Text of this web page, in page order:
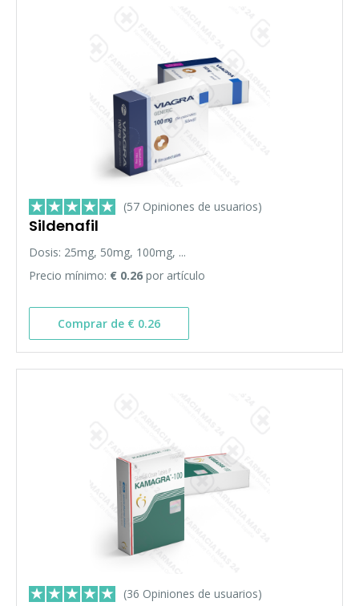
(57 Opiniones de usuarios)
Sildenafil
Dosis: 25mg, 50mg, 100mg, ...
Precio mínimo: € 0.26 por artículo
Comprar de € 0.26
(36 Opiniones de usuarios)